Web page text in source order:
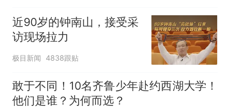
近90岁的钟南山，接受采
访现场拉力
极目新闻 4838跟贴
敢于不同！10名齐鲁少年赴约西湖大学！
他们是谁？为何而选？